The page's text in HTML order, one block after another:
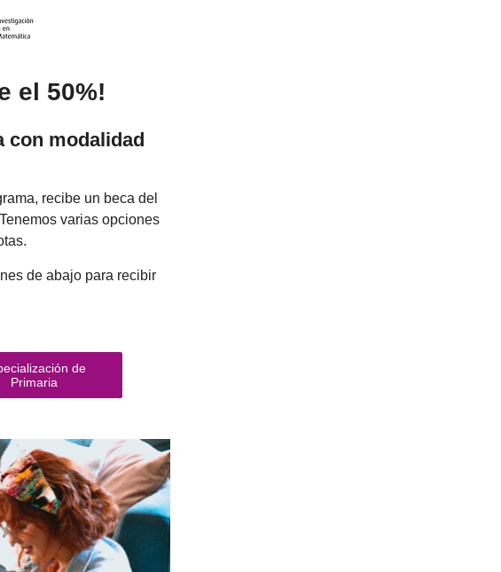
el 50%!
con modalidad
recibe un beca del
Tenemos varias opciones
de abajo para recibir
de
Primaria